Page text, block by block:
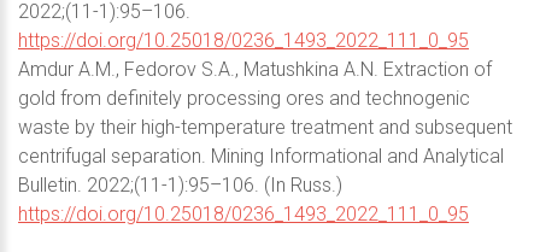
2022;(11-1):95–106.
https://doi.org/10.25018/0236_1493_2022_111_0_95
Amdur A.M., Fedorov S.A., Matushkina A.N. Extraction of
gold from definitely processing ores and technogenic
waste by their high-temperature treatment and subsequent
centrifugal separation. Mining Informational and Analytical
Bulletin. 2022;(11-1):95–106. (In Russ.)
https://doi.org/10.25018/0236_1493_2022_111_0_95